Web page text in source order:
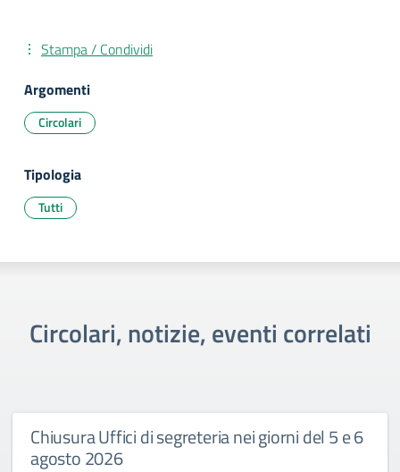
Stampa / Condividi
Argomenti
Circolari
Tipologia
Tutti
Circolari, notizie, eventi correlati
Chiusura Uffici di segreteria nei giorni del 5 e 6
agosto 2026